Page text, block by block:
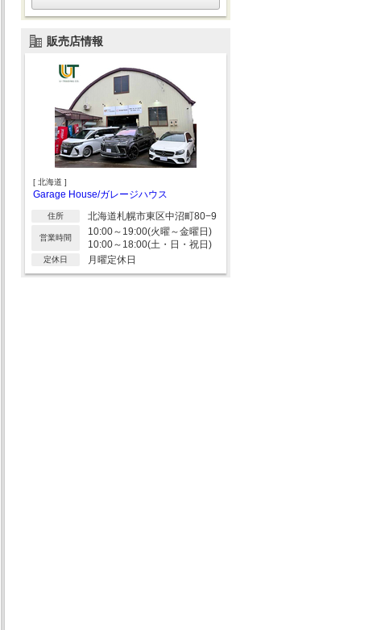
販売店情報
[ 北海道 ]
Garage House/ガレージハウス
住所 北海道札幌市東区中沼町80−9
営業時間
10:00～19:00(火曜～金曜日)
10:00～18:00(土・日・祝日)
定休日 月曜定休日